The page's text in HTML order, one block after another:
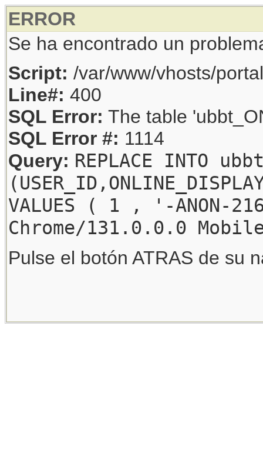
ERROR
Se ha encontrado un
Script: /var/www/vhosts/
Line#: 400
SQL Error: The table
SQL Error #: 1114
Query: REPLACE INTO
VALUES ( 1 , '-
Chrome/131.0.0.0
Pulse el botón ATRAS de su